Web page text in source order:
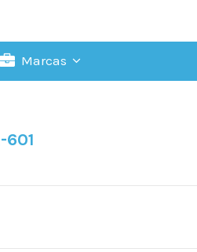
Marcas
601